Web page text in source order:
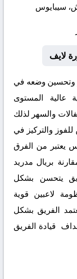
سيبايوس
لايف
وتحسين وضعه في
عالية المستوى
والسهر لذلك
والتركيز في
يعتبر من الفرق
بريال مدريد
يتحسن بشكل
لاعبين قوية
الفريق بشكل
قيادة الفريق